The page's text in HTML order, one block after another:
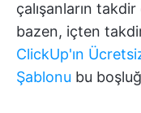
çalışanların
bazen, içten
ClickUp'ın
Şablonu bu